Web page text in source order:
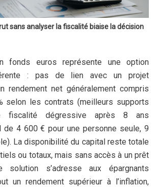
sans analyser la fiscalité biaise la décision
fonds euros représente une option
: pas de lien avec un projet
rendement net généralement compris
selon les contrats (meilleurs supports
fiscalité dégressive après 8 ans
de 4 600 € pour une personne seule, 9
La disponibilité du capital reste totale
ou totaux, mais sans accès à un prêt
solution s’adresse aux épargnants
un rendement supérieur à l’inflation,